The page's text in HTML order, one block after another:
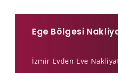
Ege Bölgesi
İzmir Evden Eve